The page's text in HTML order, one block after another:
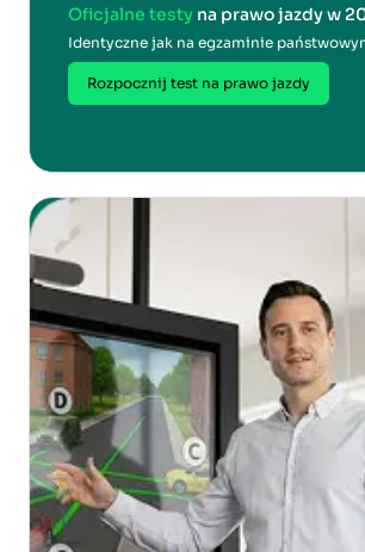
Oficjalne testy na prawo jazdy w
Identyczne jak na egzaminie
Rozpocznij test na prawo jazdy